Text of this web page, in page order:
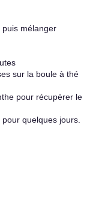
mélanger
sur la boule à thé
pour récupérer le
quelques jours.